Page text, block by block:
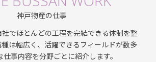
神戸物産の仕事
でほとんどの工程を完結できる体制を整
は幅広く、活躍できるフィールドが数多
仕事内容を分野ごとに紹介します。